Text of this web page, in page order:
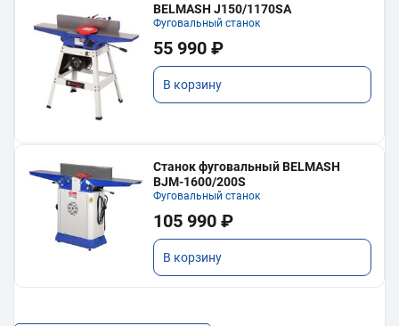
BELMASH J150/1170SA
Фуговальный станок
55 990 ₽
В корзину
Станок фуговальный BELMASH
BJM-1600/200S
Фуговальный станок
105 990 ₽
В корзину